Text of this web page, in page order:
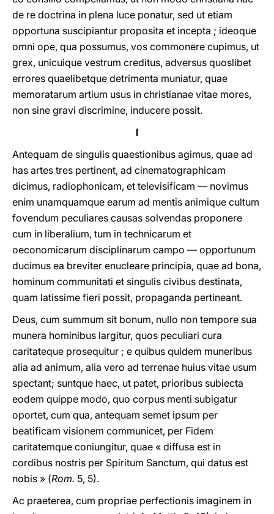
de re doctrina in plena luce ponatur, sed ut etiam
opportuna suscipiantur proposita et incepta ; ideoque
omni ope, qua possumus, vos commonere cupimus, ut
grex, unicuique vestrum creditus, adversus quoslibet
errores quaelibetque detrimenta muniatur, quae
memoratarum artium usus in christianae vitae mores,
non sine gravi discrimine, inducere possit.
I
Antequam de singulis quaestionibus agimus, quae ad
has artes tres pertinent, ad cinematographicam
dicimus, radiophonicam, et televisificam — novimus
enim unamquamque earum ad mentis animique cultum
fovendum peculiares causas solvendas proponere
cum in liberalium, tum in technicarum et
oeconomicarum disciplinarum campo — opportunum
ducimus ea breviter enucleare principia, quae ad bona,
hominum communitati et singulis civibus destinata,
quam latissime fieri possit, propaganda pertineant.
Deus, cum summum sit bonum, nullo non tempore sua
munera hominibus largitur, quos peculiari cura
caritateque prosequitur ; e quibus quidem muneribus
alia ad animum, alia vero ad terrenae huius vitae usum
spectant; suntque haec, ut patet, prioribus subiecta
eodem quippe modo, quo corpus menti subigatur
oportet, cum qua, antequam semet ipsum per
beatificam visionem communicet, per Fidem
caritatemque coniungitur, quae « diffusa est in
cordibus nostris per Spiritum Sanctum, qui datus est
nobis » (Rom. 5, 5).
Ac praeterea, cum propriae perfectionis imaginem in